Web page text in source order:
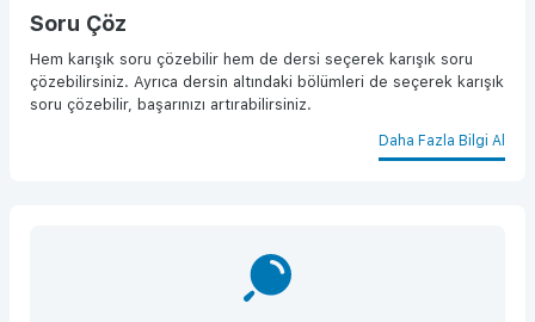
Soru Çöz
Hem karışık soru çözebilir hem de dersi seçerek karışık soru
çözebilirsiniz. Ayrıca dersin altındaki bölümleri de seçerek karışık
soru çözebilir, başarınızı artırabilirsiniz.
Daha Fazla Bilgi Al